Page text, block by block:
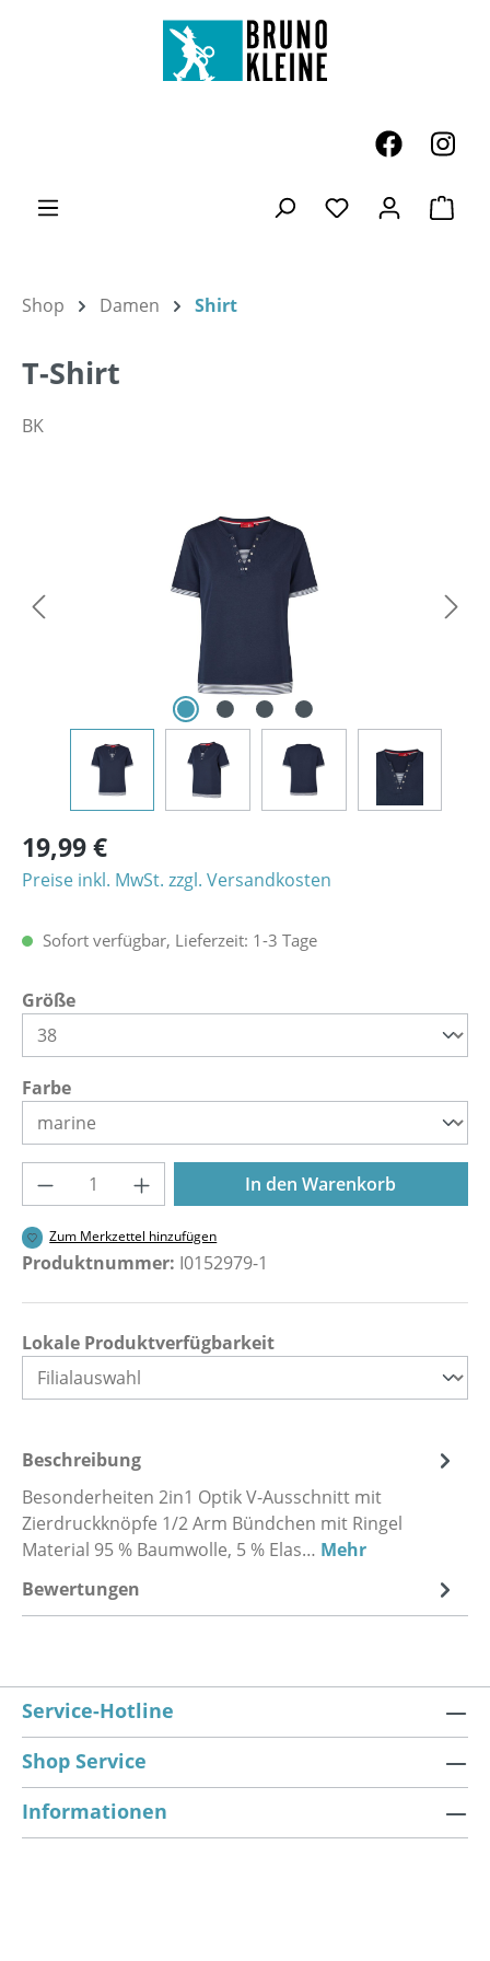
Zum Hauptinhalt springen
Du hast 0
Shop Damen Shirt
T-Shirt
BK
19,99 €
Preise inkl. MwSt. zzgl. Versandkosten
Sofort verfügbar, Lieferzeit: 1-3 Tage
Größeauswählen
Farbeauswählen
Produkt Anzahl: Gib den gewünschten
In den Warenkorb
Zum Merkzettel hinzufügen
Produktnummer: I0152979-1
Lokale Produktverfügbarkeit
Beschreibung
Besonderheiten 2in1 Optik V-Ausschnitt mit
Zierdruckknöpfe 1/2 Arm Bündchen mit Ringel
Material 95 % Baumwolle, 5 % Elas… Mehr
Bewertungen
Service-Hotline
Shop Service
Informationen